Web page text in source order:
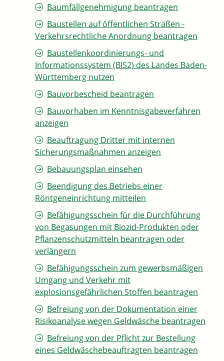
Baumfällgenehmigung beantragen
Baustellen auf öffentlichen Straßen -
Verkehrsrechtliche Anordnung beantragen
Baustellenkoordinierungs- und
Informationssystem (BIS2) des Landes Baden-
Württemberg nutzen
Bauvorbescheid beantragen
Bauvorhaben im Kenntnisgabeverfahren
anzeigen
Beauftragung Dritter mit internen
Sicherungsmaßnahmen anzeigen
Bebauungsplan einsehen
Beendigung des Betriebs einer
Röntgeneinrichtung mitteilen
Befähigungsschein für die Durchführung
von Begasungen mit Biozid-Produkten oder
Pflanzenschutzmitteln beantragen oder
verlängern
Befähigungsschein zum gewerbsmäßigen
Umgang und Verkehr mit
explosionsgefährlichen Stoffen beantragen
Befreiung von der Dokumentation einer
Risikoanalyse wegen Geldwäsche beantragen
Befreiung von der Pflicht zur Bestellung
eines Geldwäschebeauftragten beantragen